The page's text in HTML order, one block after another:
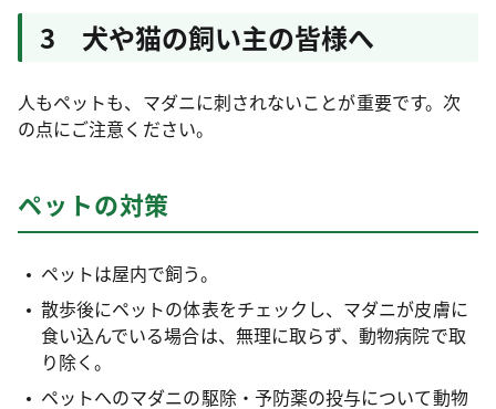
3 犬や猫の飼い主の皆様へ
人もペットも、マダニに刺されないことが重要です。次
の点にご注意ください。
ペットの対策
ペットは屋内で飼う。
散歩後にペットの体表をチェックし、マダニが皮膚に
食い込んでいる場合は、無理に取らず、動物病院で取
り除く。
ペットへのマダニの駆除・予防薬の投与について動物